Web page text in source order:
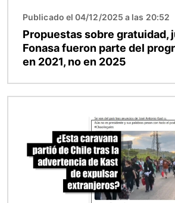
Publicado el 04/12/2025 a las 20:52
Propuestas sobre gratuidad,
Fonasa fueron parte del
en 2021, no en 2025